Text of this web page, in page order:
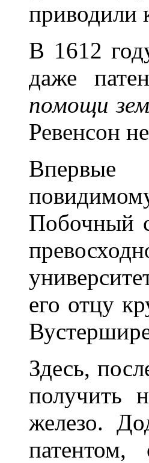
приводили
В 1612
даже
помощи
Ревенсон
Впервые
Побочный
его отцу
Здесь,
получить
железо.
патентом,